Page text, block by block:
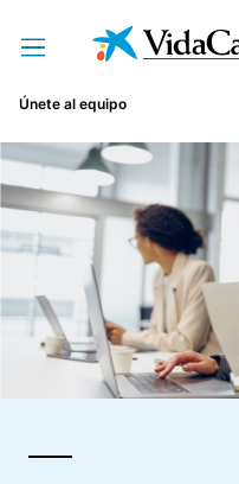
Saltar al
Únete al equipo